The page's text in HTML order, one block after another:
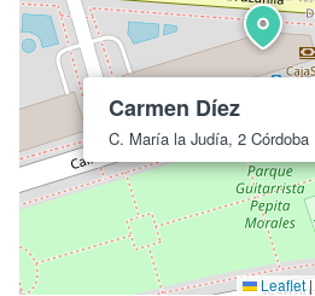
Carmen Díez
C. María la Judía, 2 Córdoba
Leaflet|